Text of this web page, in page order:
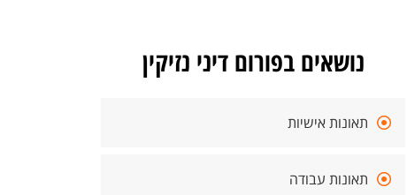
נושאים בפורום דיני נזיקין
תאונות אישיות
תאונות עבודה